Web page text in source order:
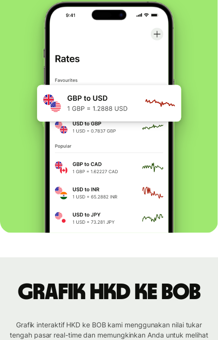
Grafik HKD ke BOB
Grafik interaktif HKD ke BOB kami menggunakan nilai tukar
tengah pasar real-time dan memungkinkan Anda untuk melihat